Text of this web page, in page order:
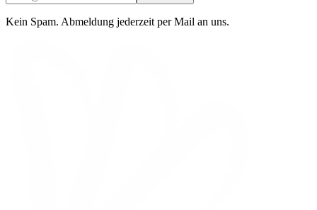
Kein Spam. Abmeldung jederzeit per Mail an uns.